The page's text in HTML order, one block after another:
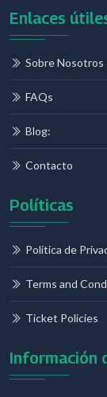
Enlaces
Sobre Nosotros
FAQs
Blog:
Contacto
Políticas
Política de
Terms and
Ticket Policies
Información